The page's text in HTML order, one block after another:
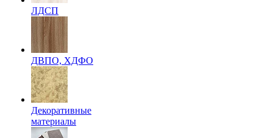
ЛДСП
ДВПО, ХДФО
Декоративные
материалы